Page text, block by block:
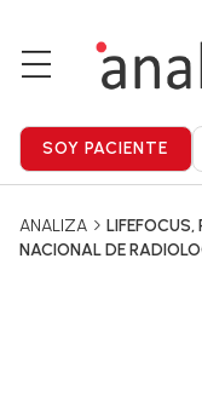
ANALIZA
LIFEFOCUS,
NACIONAL DE